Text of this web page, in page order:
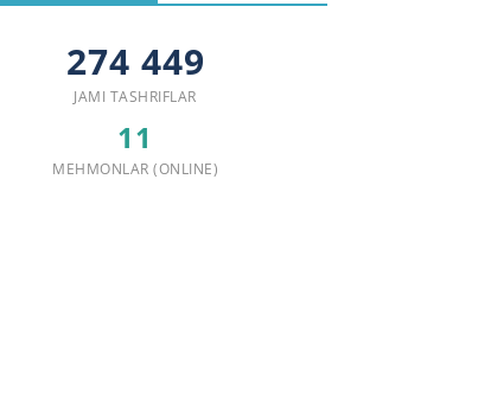
274 449
JAMI TASHRIFLAR
11
MEHMONLAR (ONLINE)